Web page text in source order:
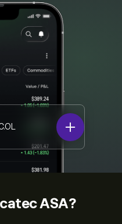
ASA?